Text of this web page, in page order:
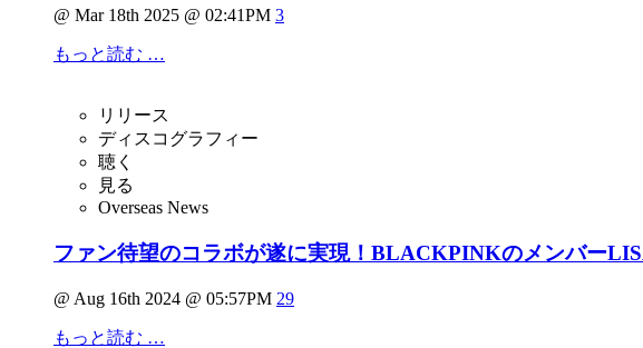
@ Mar 18th 2025 @ 02:41PM 3
もっと読む …
リリース
ディスコグラフィー
聴く
見る
Overseas News
ファン待望のコラボが遂に実現！BLACKPINKのメンバー
@ Aug 16th 2024 @ 05:57PM 29
もっと読む …